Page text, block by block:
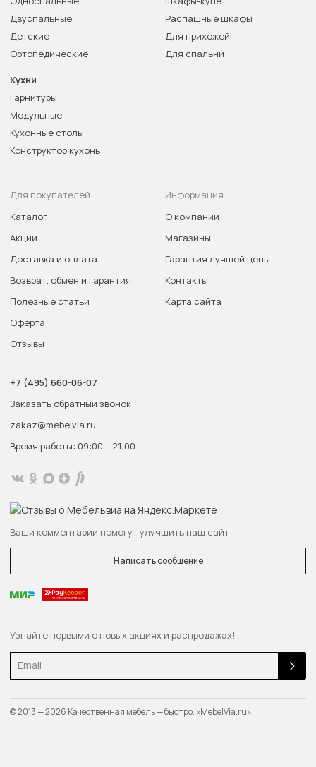
Узнайте первыми о новых акциях и распродажах!
Email
Двуспальные
Детские
Ортопедические
Распашные шкафы
Для прихожей
Для спальни
Кухни
Гарнитуры
Модульные
Кухонные столы
Конструктор кухонь
Для покупателей
Каталог
Акции
Доставка и оплата
Возврат, обмен и гарантия
Полезные статьи
Оферта
Отзывы
Информация
О компании
Магазины
Гарантия лучшей цены
Контакты
Карта сайта
+7 (495) 660-06-07
Заказать обратный звонок
zakaz@mebelvia.ru
Время работы: 09:00 – 21:00
Ваши комментарии помогут улучшить наш сайт
Написать сообщение
© 2013 — 2026 Качественная мебель — быстро. «MebelVia.ru»